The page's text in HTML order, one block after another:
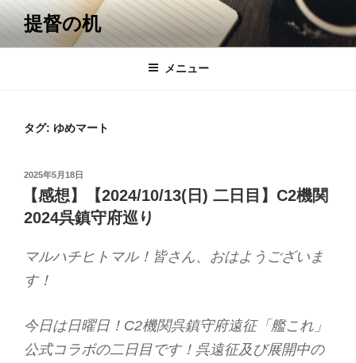
コ
テ
提督の机
メニュー
タグ: ゆめマート
投
日:
2025年5月18日
【感想】【2024/10/13(日) 二日目】C2機関
2024呉鎮守府巡り
マルハチヒトマル！皆さん、おはようございま
す！
今日は日曜日！C2機関呉鎮守府遠征「艦これ」
公式コラボの二日目です！呉遠征及び展開中の